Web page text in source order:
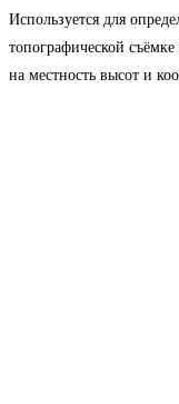
Используется для
топографической
на местность высот и